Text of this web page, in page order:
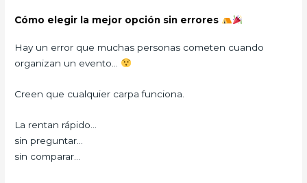
Cómo elegir la mejor opción sin errores
Hay un error que muchas personas cometen cuando
organizan un evento…
Creen que cualquier carpa funciona.
La rentan rápido…
sin preguntar…
sin comparar…